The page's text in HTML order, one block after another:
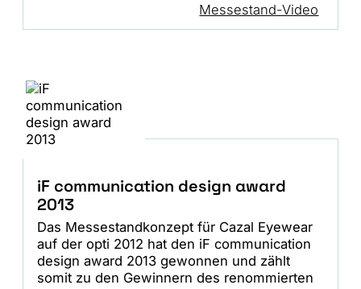
Messestand-Video
iF communication design award
2013
Das Messestandkonzept für Cazal Eyewear
auf der opti 2012 hat den iF communication
design award 2013 gewonnen und zählt
somit zu den Gewinnern des renommierten